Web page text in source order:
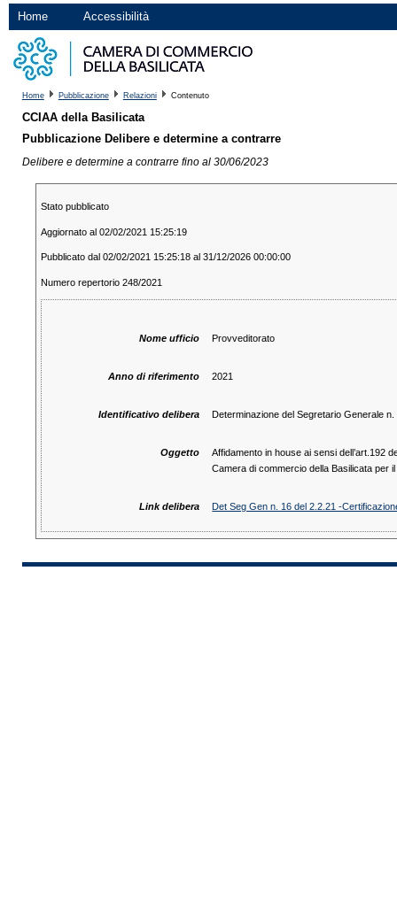
Home Accessibilità
Home Pubblicazione Relazioni Contenuto
CCIAA della Basilicata
Pubblicazione Delibere e determine a contrarre
Delibere e determine a contrarre fino al 30/06/2023
Stato pubblicato
Aggiornato al 02/02/2021 15:25:19
Pubblicato dal 02/02/2021 15:25:18 al 31/12/2026 00:00:00
Numero repertorio 248/2021
Nome ufficio Provveditorato
Anno di riferimento 2021
Identificativo delibera Determinazione del Segretario Generale
Oggetto
Affidamento in house ai sensi dell’art.192
Camera di commercio della Basilicata per
Link delibera Det Seg Gen n. 16 del 2.2.21 -